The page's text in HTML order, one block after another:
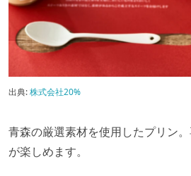
出典:株式会社20%
青森の厳選素材を使用したプリン
が楽しめます。